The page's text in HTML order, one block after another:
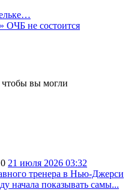
ОЧБ не состоится
чтобы вы могли
0 21 июля 2026 03:32
тренера в Нью-Джерси
начала показывать самы...